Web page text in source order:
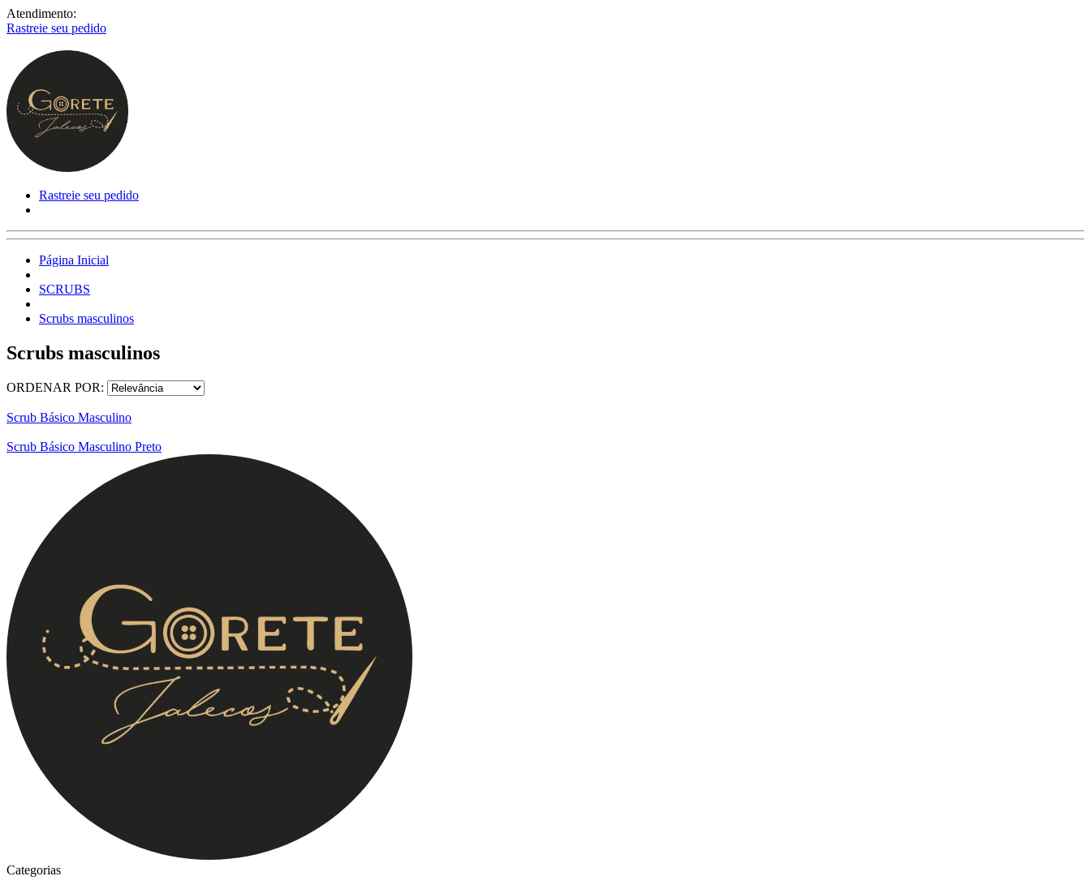
Atendimento:
Rastreie seu pedido
Rastreie seu pedido
Página Inicial
SCRUBS
Scrubs masculinos
Scrubs masculinos
ORDENAR POR:
Scrub Básico Masculino
Scrub Básico Masculino Preto
Categorias